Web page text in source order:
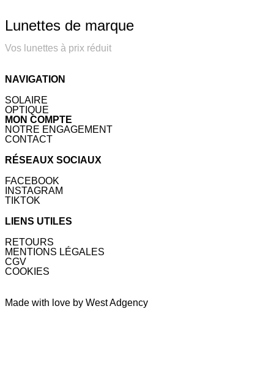
Lunettes de marque
Vos lunettes à prix réduit
NAVIGATION
SOLAIRE
OPTIQUE
MON COMPTE
NOTRE ENGAGEMENT
CONTACT
RÉSEAUX SOCIAUX
FACEBOOK
INSTAGRAM
TIKTOK
LIENS UTILES
RETOURS
MENTIONS LÉGALES
CGV
COOKIES
Made with love by West Adgency